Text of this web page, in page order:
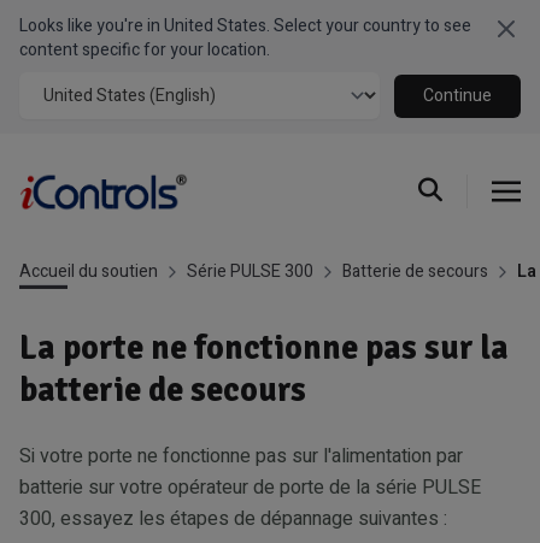
Looks like you're in United States. Select your country to see
content specific for your location.
Continue
Accueil du soutien Série PULSE 300 Batterie de secours
La porte ne fonctionne pas sur la
batterie de secours
Si votre porte ne fonctionne pas sur l'alimentation par
batterie sur votre opérateur de porte de la série PULSE
300, essayez les étapes de dépannage suivantes :